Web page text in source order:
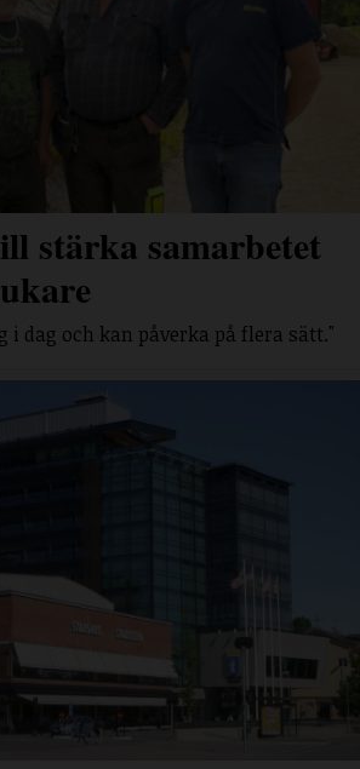
stärka samarbetet
i dag och kan påverka på flera sätt."